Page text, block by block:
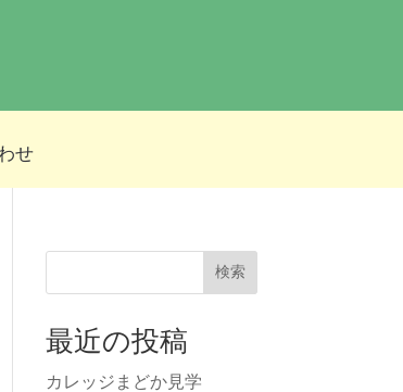
せ
検索
最近の投稿
カレッジまどか見学